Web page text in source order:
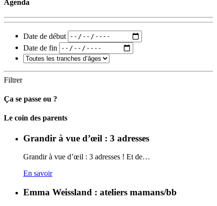
Agenda
Date de début
Date de fin
Filtrer
Ça se passe ou ?
Carto
Le coin des parents
Grandir à vue d’œil : 3 adresses
Grandir à vue d’œil : 3 adresses ! Et de…
En savoir
Emma Weissland : ateliers mamans/bb